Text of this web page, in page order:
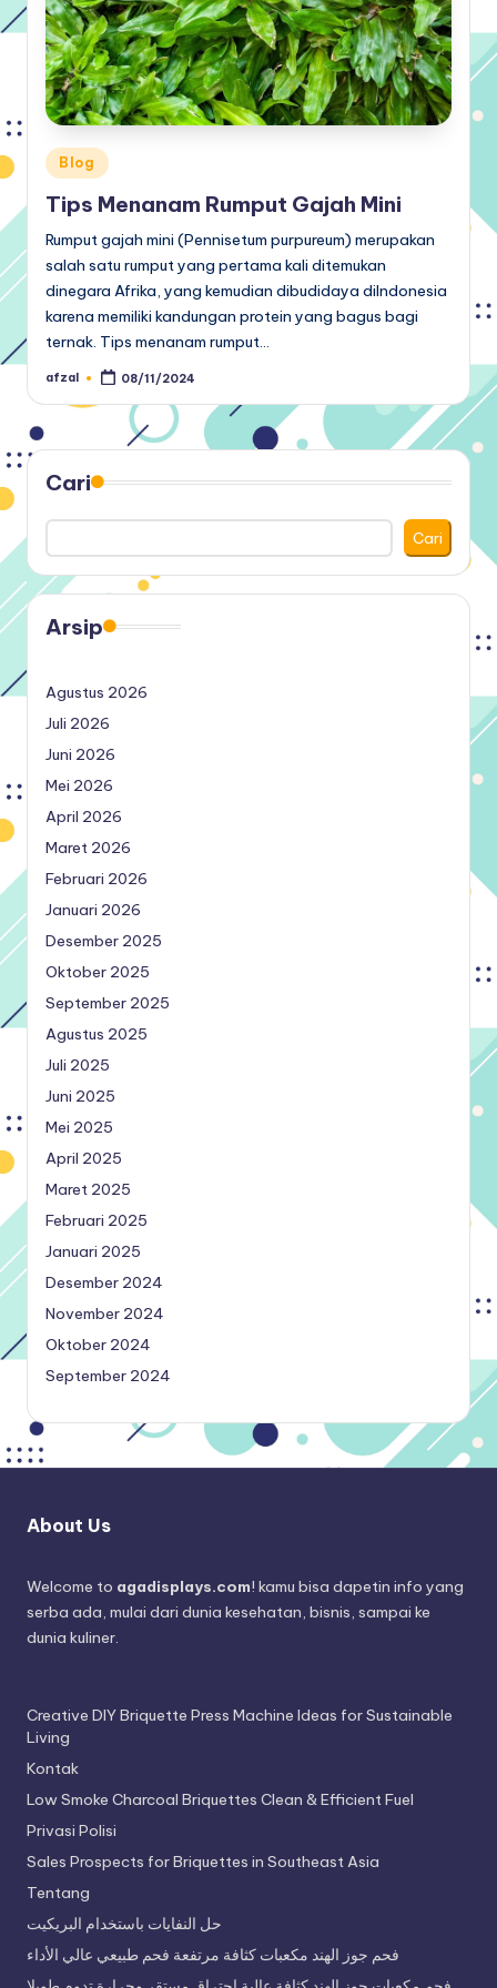
Posted
in
Blog
Tips Menanam Rumput Gajah Mini
Rumput gajah mini (Pennisetum purpureum) merupakan
salah satu rumput yang pertama kali ditemukan
dinegara Afrika, yang kemudian dibudidaya diIndonesia
karena memiliki kandungan protein yang bagus bagi
ternak. Tips menanam rumput…
Posted
afzal 08/11/2024
Cari
Cari
Arsip
Agustus 2026
Juli 2026
Juni 2026
Mei 2026
April 2026
Maret 2026
Februari 2026
Januari 2026
Desember 2025
Oktober 2025
September 2025
Agustus 2025
Juli 2025
Juni 2025
Mei 2025
April 2025
Maret 2025
Februari 2025
Januari 2025
Desember 2024
November 2024
Oktober 2024
September 2024
About Us
Welcome to agadisplays.com! kamu bisa dapetin info yang
serba ada, mulai dari dunia kesehatan, bisnis, sampai ke
dunia kuliner.
Creative DIY Briquette Press Machine Ideas for Sustainable
Living
Kontak
Low Smoke Charcoal Briquettes Clean & Efficient Fuel
Privasi Polisi
Sales Prospects for Briquettes in Southeast Asia
Tentang
حل النفايات باستخدام البريكيت
فحم جوز الهند مكعبات كثافة مرتفعة فحم طبيعي عالي الأداء